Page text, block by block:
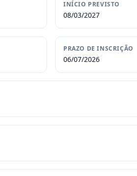
INÍCIO PREVISTO
08/03/2027
PRAZO DE INSCRIÇÃO
06/07/2026